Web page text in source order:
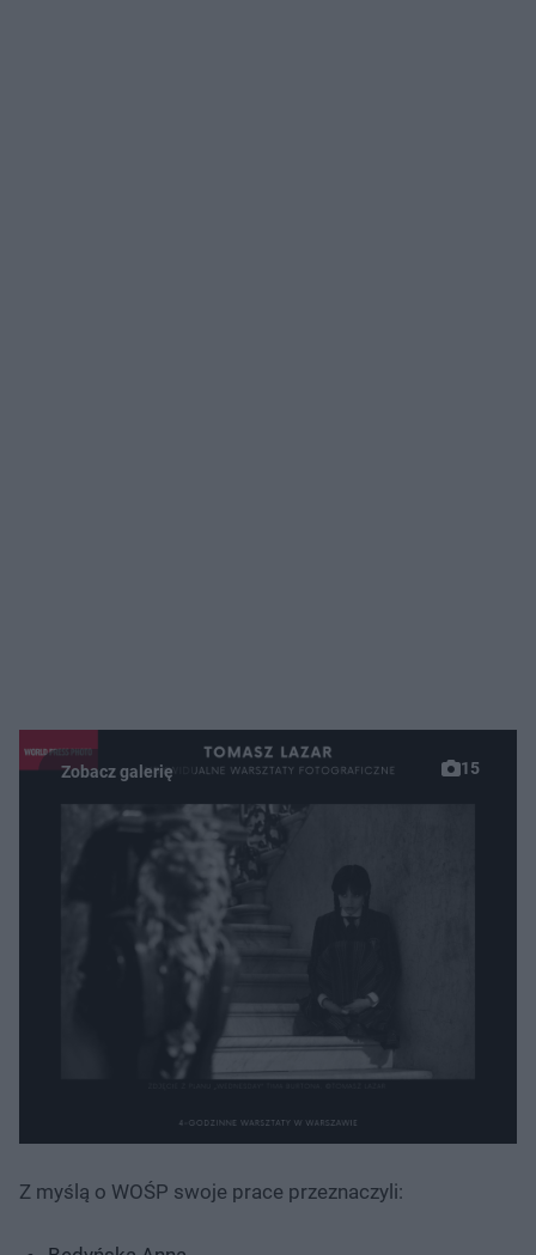
15
Z myślą o WOŚP swoje prace przeznaczyli: